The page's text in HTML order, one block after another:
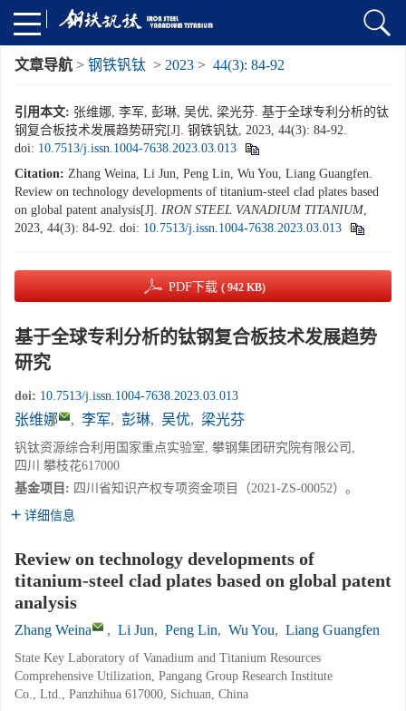
文章导航 > 钢铁钒钛 > 2023 > 44(3): 84-92
引用本文: 张维娜, 李军, 彭琳, 吴优, 梁光芬. 基于全球专利分析的钛
钢复合板技术发展趋势研究[J]. 钢铁钒钛, 2023, 44(3): 84-92.
doi: 10.7513/j.issn.1004-7638.2023.03.013
Citation: Zhang Weina, Li Jun, Peng Lin, Wu You, Liang Guangfen.
Review on technology developments of titanium-steel clad plates based
on global patent analysis[J]. IRON STEEL VANADIUM TITANIUM,
2023, 44(3): 84-92. doi: 10.7513/j.issn.1004-7638.2023.03.013
PDF下载 ( 942 KB)
基于全球专利分析的钛钢复合板技术发展趋势
研究
doi: 10.7513/j.issn.1004-7638.2023.03.013
张维娜 , 李军, 彭琳, 吴优, 梁光芬
钒钛资源综合利用国家重点实验室, 攀钢集团研究院有限公司,
四川 攀枝花617000
基金项目: 四川省知识产权专项资金项目（2021-ZS-00052）。
详细信息
Review on technology developments of
titanium-steel clad plates based on global patent
analysis
Zhang Weina , Li Jun, Peng Lin, Wu You, Liang Guangfen
State Key Laboratory of Vanadium and Titanium Resources
Comprehensive Utilization, Pangang Group Research Institute
Co., Ltd., Panzhihua 617000, Sichuan, China